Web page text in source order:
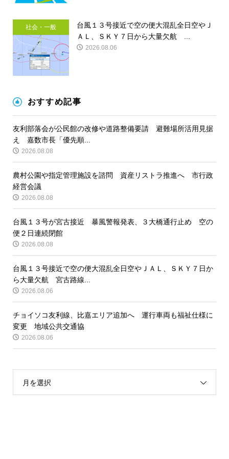
社会・一般
台風１３号接近で空の便大混乱全日空やＪ
ＡＬ、ＳＫＹ７日から大量欠航 ...
2026.08.06
おすすめ記事
友利部落会が公民館の改修や道路整備要請 避難場所活用見据
え 嘉数市長「優先順...
2026.08.08
農村公園や指定管理施設を諮問 資産リストラ推進へ 市行政
経営会議
2026.08.08
台風１３号が宮古接近 暴風警報発表、３大橋通行止め 空の
便２日連続閉館
2026.08.08
台風１３号接近で空の便大混乱全日空やＪＡＬ、ＳＫＹ７日か
ら大量欠航 宮古路線...
2026.08.06
チョイソコ友利線、比嘉エリア追加へ 運行車両も福祉仕様に
変更 地域公共交通協
2026.08.06
月を選択